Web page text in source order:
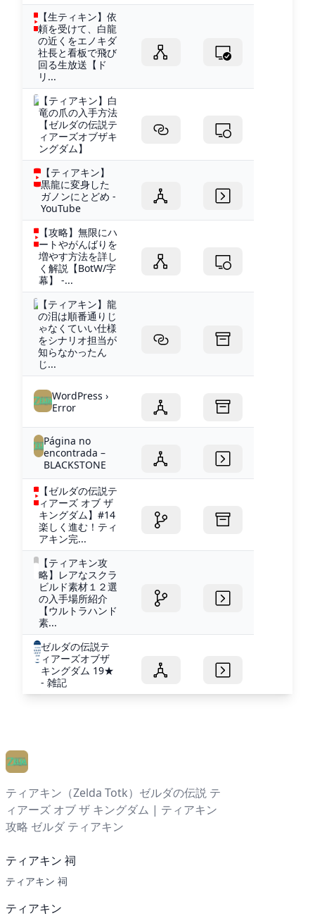
【生ティキン】依
頼を受けて、白龍
の近くをエノキダ
社長と看板で飛び
回る生放送【ド
リ...
【ティアキン】白
竜の爪の入手方法
【ゼルダの伝説テ
ィアーズオブザキ
ングダム】
【ティアキン】
黒龍に変身した
ガノンにとどめ -
YouTube
【攻略】無限にハ
ートやがんばりを
増やす方法を詳し
く解説【BotW/字
幕】 -...
【ティアキン】龍
の泪は順番通りじ
ゃなくていい仕様
をシナリオ担当が
知らなかったん
じ...
WordPress ›
Error
Página no
encontrada –
BLACKSTONE
【ゼルダの伝説テ
ィアーズ オブ ザ
キングダム】#14
楽しく進む！ティ
アキン完...
【ティアキン攻
略】レアなスクラ
ビルド素材１２選
の入手場所紹介
【ウルトラハンド
素...
ゼルダの伝説テ
ィアーズオブザ
キングダム 19★
- 雑記
ティアキン（Zelda Totk）ゼルダの伝説 テ
ィアーズ オブ ザ キングダム | ティアキン
攻略 ゼルダ ティアキン
ティアキン 祠
ティアキン 祠
ティアキン